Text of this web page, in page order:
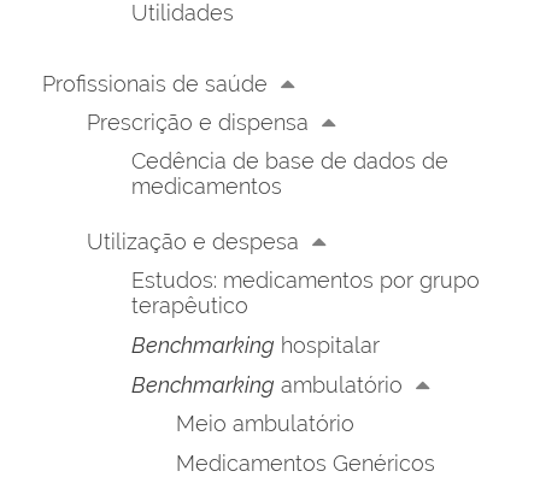
Utilidades
Profissionais de saúde
Prescrição e dispensa
Cedência de base de dados de
medicamentos
Utilização e despesa
Estudos: medicamentos por grupo
terapêutico
Benchmarking hospitalar
Benchmarking ambulatório
Meio ambulatório
Medicamentos Genéricos